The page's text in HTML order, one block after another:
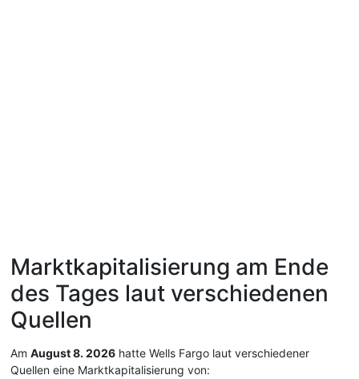
Marktkapitalisierung am Ende
des Tages laut verschiedenen
Quellen
Am August 8. 2026 hatte Wells Fargo laut verschiedener
Quellen eine Marktkapitalisierung von: